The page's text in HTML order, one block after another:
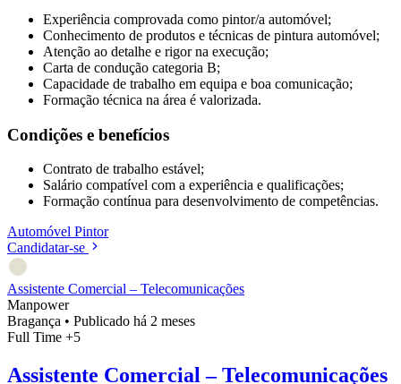
Experiência comprovada como pintor/a automóvel;
Conhecimento de produtos e técnicas de pintura automóvel;
Atenção ao detalhe e rigor na execução;
Carta de condução categoria B;
Capacidade de trabalho em equipa e boa comunicação;
Formação técnica na área é valorizada.
Condições e benefícios
Contrato de trabalho estável;
Salário compatível com a experiência e qualificações;
Formação contínua para desenvolvimento de competências.
Automóvel Pintor
Candidatar-se
Assistente Comercial – Telecomunicações
Manpower
Bragança • Publicado há 2 meses
Full Time +5
Assistente Comercial – Telecomunicações